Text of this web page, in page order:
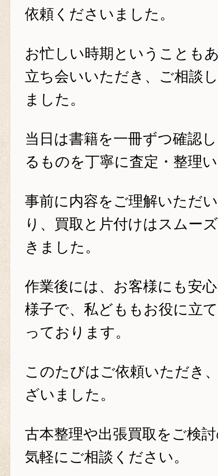
依頼くださいました。
お忙しい時期ということも
立ち会いいただき、ご相談
ました。
当日は書籍を一冊ずつ確認
るものを丁寧に査定・整理
事前に内容をご理解いただ
り、買取と片付けはスムー
きました。
作業後には、お客様にも安
様子で、私どももお役に立
っております。
このたびはご依頼いただき
ざいました。
古本整理や出張買取をご検
気軽にご相談ください。